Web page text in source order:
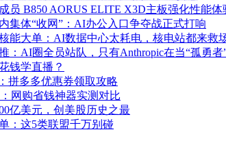
员 B850 AORUS ELITE X3D主板强化性能体
集体“收网”：AI办公入口争夺战正式打响
能大单：AI数据中心太耗电，核电站都来救
：AI圈全员站队，只有Anthropic在当“孤勇者
钱学直播？
拼多多优惠券领取攻略
网购省钱神器实测对比
亿美元，创美股历史之最
：这5类联盟千万别碰